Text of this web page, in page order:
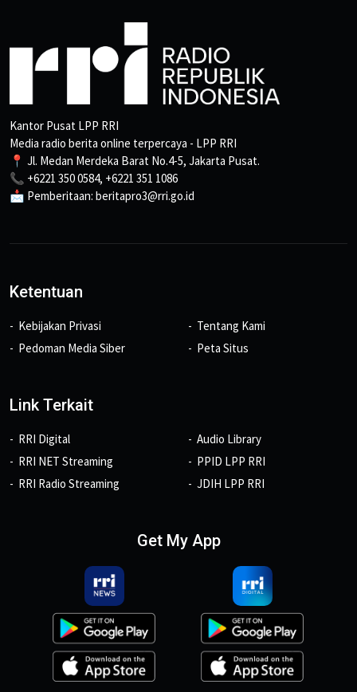
Kantor Pusat LPP RRI
Media radio berita online terpercaya - LPP RRI
📍 Jl. Medan Merdeka Barat No.4-5, Jakarta Pusat.
📞 +6221 350 0584, +6221 351 1086
📩 Pemberitaan: beritapro3@rri.go.id
Ketentuan
Kebijakan Privasi
Pedoman Media Siber
Tentang Kami
Peta Situs
Link Terkait
RRI Digital
RRI NET Streaming
RRI Radio Streaming
Audio Library
PPID LPP RRI
JDIH LPP RRI
Get My App